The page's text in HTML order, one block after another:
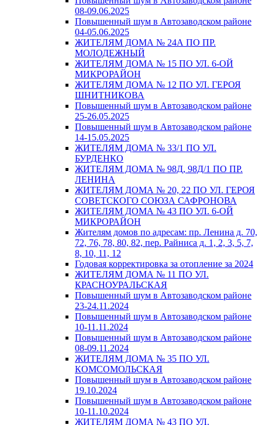
08-09.06.2025
Повышенный шум в Автозаводском районе
04-05.06.2025
ЖИТЕЛЯМ ДОМА № 24А ПО ПР.
МОЛОДЕЖНЫЙ
ЖИТЕЛЯМ ДОМА № 15 ПО УЛ. 6-ОЙ
МИКРОРАЙОН
ЖИТЕЛЯМ ДОМА № 12 ПО УЛ. ГЕРОЯ
ШНИТНИКОВА
Повышенный шум в Автозаводском районе
25-26.05.2025
Повышенный шум в Автозаводском районе
14-15.05.2025
ЖИТЕЛЯМ ДОМА № 33/1 ПО УЛ.
БУРДЕНКО
ЖИТЕЛЯМ ДОМА № 98Д, 98Д/1 ПО ПР.
ЛЕНИНА
ЖИТЕЛЯМ ДОМА № 20, 22 ПО УЛ. ГЕРОЯ
СОВЕТСКОГО СОЮЗА САФРОНОВА
ЖИТЕЛЯМ ДОМА № 43 ПО УЛ. 6-ОЙ
МИКРОРАЙОН
Жителям домов по адресам: пр. Ленина д. 70,
72, 76, 78, 80, 82, пер. Райниса д. 1, 2, 3, 5, 7,
8, 10, 11, 12
Годовая корректировка за отопление за 2024
ЖИТЕЛЯМ ДОМА № 11 ПО УЛ.
КРАСНОУРАЛЬСКАЯ
Повышенный шум в Автозаводском районе
23-24.11.2024
Повышенный шум в Автозаводском районе
10-11.11.2024
Повышенный шум в Автозаводском районе
08-09.11.2024
ЖИТЕЛЯМ ДОМА № 35 ПО УЛ.
КОМСОМОЛЬСКАЯ
Повышенный шум в Автозаводском районе
19.10.2024
Повышенный шум в Автозаводском районе
10-11.10.2024
ЖИТЕЛЯМ ДОМА № 43 ПО УЛ.